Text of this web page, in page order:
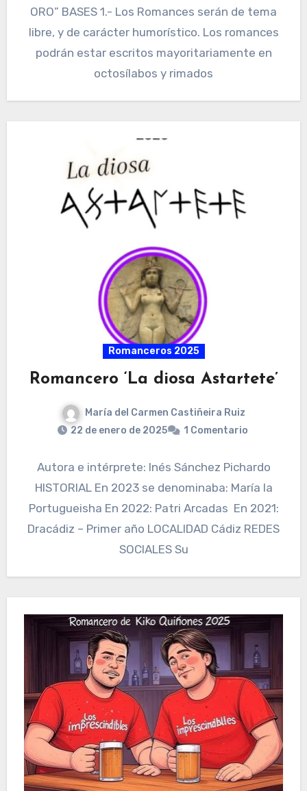
ORO” BASES 1.- Los Romances serán de tema
libre, y de carácter humorístico. Los romances
podrán estar escritos mayoritariamente en
octosílabos y rimados
Romanceros 2025
Romancero ‘La diosa Astartete’
María del Carmen Castiñeira Ruiz
22 de enero de 2025
1 Comentario
Autora e intérprete: Inés Sánchez Pichardo
HISTORIAL En 2023 se denominaba: María la
Portugueisha En 2022: Patri Arcadas En 2021:
Dracádiz – Primer año LOCALIDAD Cádiz REDES
SOCIALES Su